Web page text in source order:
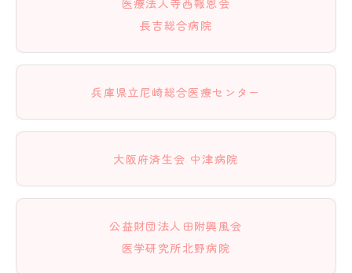
長吉総合病院
兵庫県立尼崎総合医療センター
大阪府済生会 中津病院
公益財団法人田附興風会
医学研究所北野病院